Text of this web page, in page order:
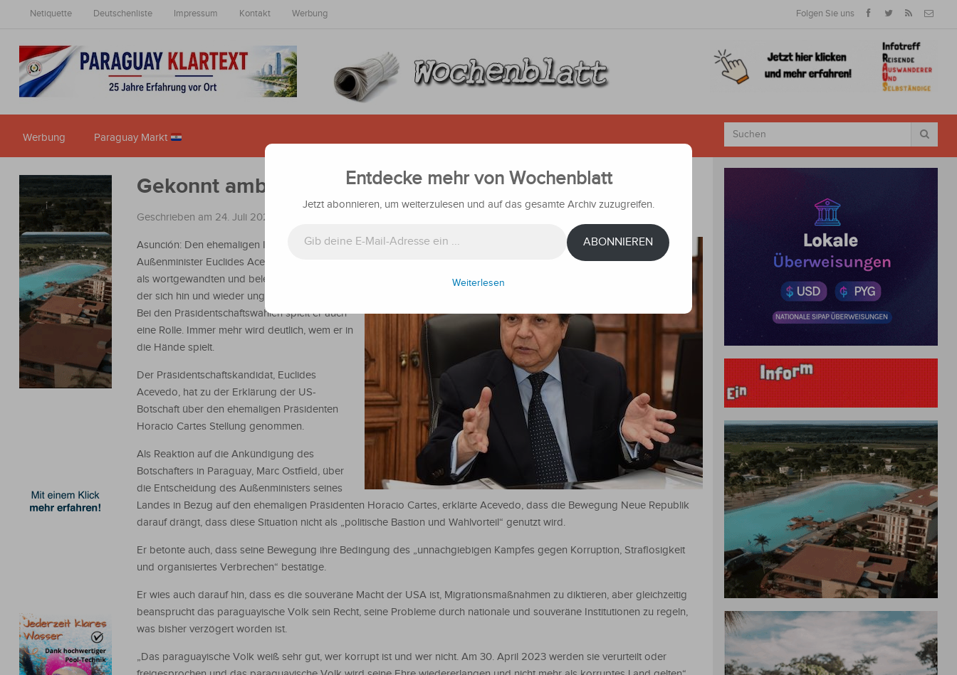
Netiquette Deutschenliste Impressum Kontakt Werbung Folgen Sie uns
Werbung Paraguay Markt
Gekonnt ambivalent
Geschrieben am 24. Juli 2022
Asunción: Den ehemaligen Innen- und
Außenminister Euclides Acevedo sehen viele
als wortgewandten und belesenen Menschen,
der sich hin und wieder unglücklich ausdrückt.
Bei den Präsidentschaftswahlen spielt er auch
eine Rolle. Immer mehr wird deutlich, wem er in
die Hände spielt.
Der Präsidentschaftskandidat, Euclides
Acevedo, hat zu der Erklärung der US-
Botschaft über den ehemaligen Präsidenten
Horacio Cartes Stellung genommen.
Als Reaktion auf die Ankündigung des
Botschafters in Paraguay, Marc Ostfield, über
die Entscheidung des Außenministers seines
Landes in Bezug auf den ehemaligen Präsidenten Horacio Cartes, erklärte Acevedo, dass die Bewegung Neue Republik
darauf drängt, dass diese Situation nicht als „politische Bastion und Wahlvorteil“ genutzt wird.
Er betonte auch, dass seine Bewegung ihre Bedingung des „unnachgiebigen Kampfes gegen Korruption, Straflosigkeit
und organisiertes Verbrechen“ bestätige.
Er wies auch darauf hin, dass es die souveräne Macht der USA ist, Migrationsmaßnahmen zu diktieren, aber gleichzeitig
beansprucht das paraguayische Volk sein Recht, seine Probleme durch nationale und souveräne Institutionen zu regeln,
was bisher verzögert worden ist.
„Das paraguayische Volk weiß sehr gut, wer korrupt ist und wer nicht. Am 30. April 2023 werden sie verurteilt oder
Entdecke mehr von Wochenblatt
Jetzt abonnieren, um weiterzulesen und auf das gesamte Archiv zuzugreifen.
ABONNIEREN
Weiterlesen